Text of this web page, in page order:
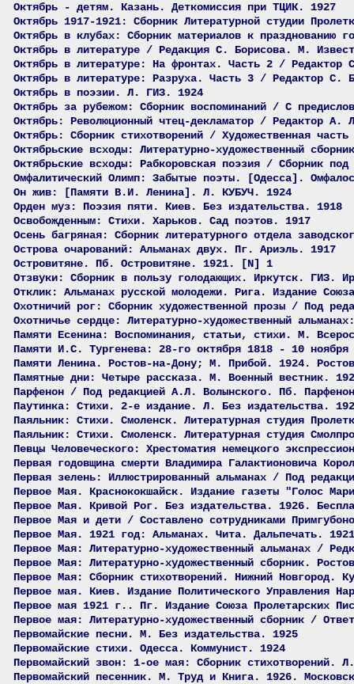
Октябрь - детям. Казань. Деткомиссия при ТЦИК. 1927
Октябрь 1917-1921: Сборник Литературной студии
Октябрь в клубах: Сборник материалов к празднованию
Октябрь в литературе / Редакция С. Борисова. М.
Октябрь в литературе: На фронтах. Часть 2 /
Октябрь в литературе: Разруха. Часть 3 / Редактор С.
Октябрь в поэзии. Л. ГИЗ. 1924
Октябрь за рубежом: Сборник воспоминаний / С
Октябрь: Революционный чтец-декламатор / Редактор А.
Октябрь: Сборник стихотворений / Художественная
Октябрьские всходы: Литературно-художественный
Октябрьские всходы: Рабкоровская поэзия / Сборник
Омфалитический Олимп: Забытые поэты. [Одесса].
Он жив: [Памяти В.И. Ленина]. Л. КУБУЧ. 1924
Орден муз: Поэзия пяти. Киев. Без издательства. 1918
Освобожденным: Стихи. Харьков. Сад поэтов. 1917
Осень багряная: Сборник литературного отдела
Острова очарований: Альманах двух. Пг. Ариэль. 1917
Островитяне. Пб. Островитяне. 1921. [N] 1
Отзвуки: Сборник в пользу голодающих. Иркутск. ГИЗ.
Отклик: Альманах русской молодежи. Рига. Издание
Охотничий рог: Сборник художественной прозы / Под
Охотничье сердце: Литературно-художественный
Памяти Есенина: Воспоминания, статьи, стихи. М.
Памяти И.С. Тургенева: 28-го октября 1818 - 10 ноября
Памяти Ленина. Ростов-на-Дону; М. Прибой. 1924.
Памятные дни: Четыре рассказа. М. Военный вестник.
Парфенон / Под редакцией А.Л. Волынского. Пб.
Паутинка: Стихи. 2-е издание. Л. Без издательства.
Паяльник: Стихи. Смоленск. Литературная студия
Паяльник: Стихи. Смоленск. Литературная студия
Певцы Человеческого: Хрестоматия немецкого
Первая годовщина смерти Владимира Галактионовича
Первая зелень: Иллюстрированный альманах / Под
Первое Мая. Краснококшайск. Издание газеты "Голос
Первое Мая. Кривой Рог. Без издательства. 1926.
Первое Мая и дети / Составлено сотрудниками
Первое Мая. 1921 год: Альманах. Чита. Дальпечать. 1921
Первое Мая: Литературно-художественный альманах /
Первое Мая: Литературно-художественный сборник.
Первое Мая: Сборник стихотворений. Нижний Новгород.
Первое мая. Киев. Издание Политического Управления
Первое мая 1921 г.. Пг. Издание Союза Пролетарских
Первое мая: Литературно-художественный сборник /
Первомайские песни. М. Без издательства. 1925
Первомайские стихи. Одесса. Коммунист. 1924
Первомайский звон: 1-ое мая: Сборник стихотворений.
Первомайский песенник. М. Труд и Книга. 1926.